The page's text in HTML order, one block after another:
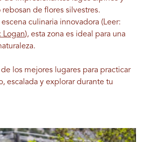
de flores silvestres.
culinaria innovadora (Leer:
Logan), esta zona es ideal para una
los mejores lugares para practicar
escalada y explorar durante tu